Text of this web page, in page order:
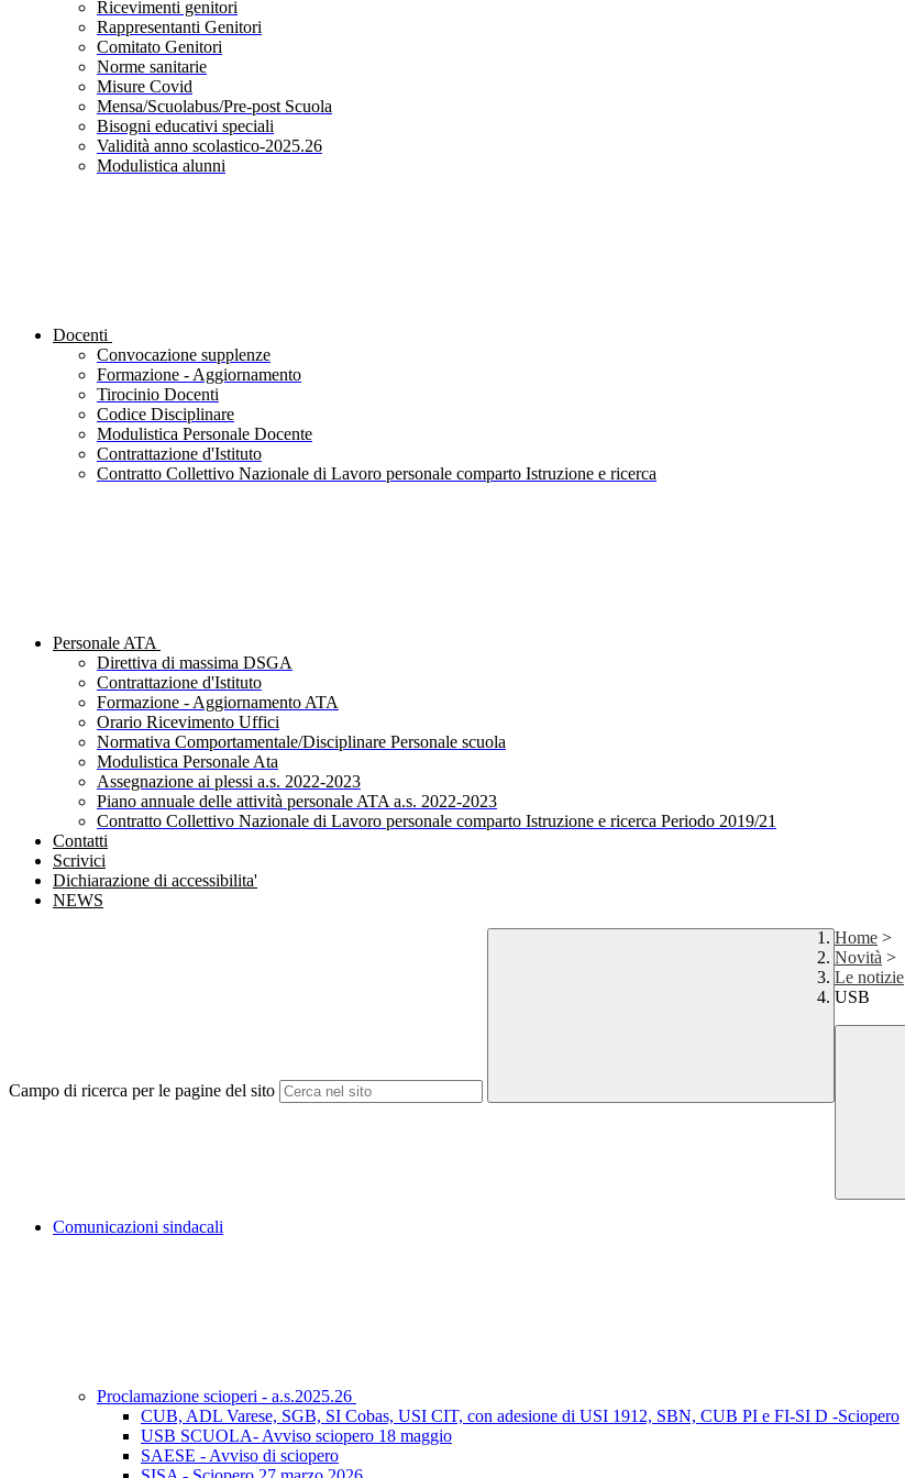
Ricevimenti genitori
Rappresentanti Genitori
Comitato Genitori
Norme sanitarie
Misure Covid
Mensa/Scuolabus/Pre-post Scuola
Bisogni educativi speciali
Validità anno scolastico-2025.26
Modulistica alunni
Docenti
Convocazione supplenze
Formazione - Aggiornamento
Tirocinio Docenti
Codice Disciplinare
Modulistica Personale Docente
Contrattazione d'Istituto
Contratto Collettivo Nazionale di Lavoro personale comparto Istruzione e ricerca
Personale ATA
Direttiva di massima DSGA
Contrattazione d'Istituto
Formazione - Aggiornamento ATA
Orario Ricevimento Uffici
Normativa Comportamentale/Disciplinare Personale scuola
Modulistica Personale Ata
Assegnazione ai plessi a.s. 2022-2023
Piano annuale delle attività personale ATA a.s. 2022-2023
Contratto Collettivo Nazionale di Lavoro personale comparto Istruzione e ricerca Periodo 2019/21
Contatti
Scrivici
Dichiarazione di accessibilita'
NEWS
Campo di ricerca per le pagine del sito
Home >
Novità >
Le notizie
USB
Comunicazioni sindacali
Proclamazione scioperi - a.s.2025.26
CUB, ADL Varese, SGB, SI Cobas, USI CIT, con adesione di USI 1912, SBN, CUB PI e FI-SI D -Sciopero
USB SCUOLA- Avviso sciopero 18 maggio
SAESE - Avviso di sciopero